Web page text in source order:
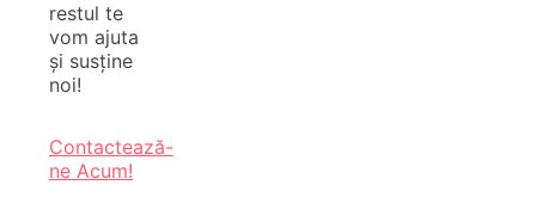
restul te
vom ajuta
și susține
noi!
Contactează-
ne Acum!